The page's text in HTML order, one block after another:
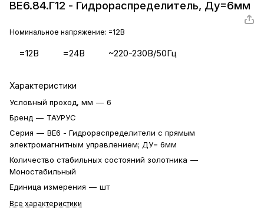
ВЕ6.84.Г12 - Гидрораспределитель, Ду=6мм
Номинальное напряжение: =12В
=12В =24В ~220-230В/50Гц
Характеристики
Условный проход, мм — 6
Бренд — ТАУРУС
Серия — ВЕ6 - Гидрораспределители с прямым
электромагнитным управлением; ДУ= 6мм
Количество стабильных состояний золотника —
Моностабильный
Единица измерения — шт
Все характеристики